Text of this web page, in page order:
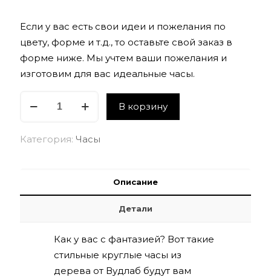
Если у вас есть свои идеи и пожелания по
цвету, форме и т.д., то оставьте свой заказ в
форме ниже. Мы учтем ваши пожелания и
изготовим для вас идеальные часы.
деревянные
В корзину
Категория: Часы
Описание
Детали
Как у вас с фантазией? Вот такие
стильные круглые часы из
дерева от Вудлаб будут вам